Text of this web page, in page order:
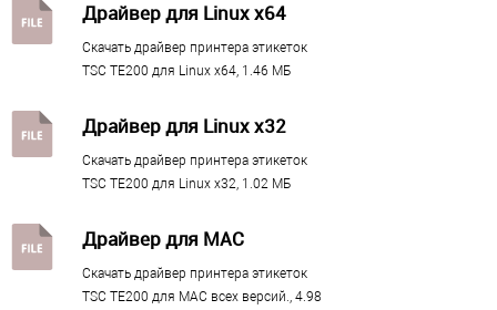
снимите модуль печати.
Простота обслуживания
печатающая головка и ролик противовеса снимаются без каких-
либо инструментов.
Соотношение цена/качество
Устройство надежно благодаря обратной связи, полученной от
клиентов за долгие годы его использования. И благодаря
использованию новейших технологий, доступных в термопечати.
Жёсткий диск
Объем памяти жесткого диска, Гб ?
Объем оперативной памяти, Гб ?
Драйвер для Linux х64
Скачать драйвер принтера этикеток
TSC TE200 для Linux x64, 1.46 МБ
Драйвер для Linux х32
Скачать драйвер принтера этикеток
TSC TE200 для Linux x32, 1.02 МБ
Драйвер для MAC
Скачать драйвер принтера этикеток
TSC TE200 для MAC всех версий., 4.98